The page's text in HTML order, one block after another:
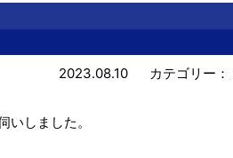
2023.08.10 カテゴリー：
しました。